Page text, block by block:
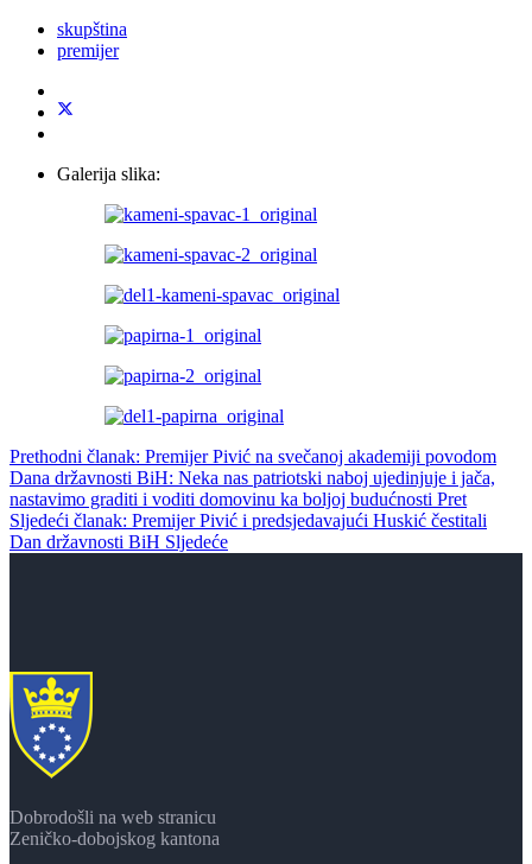
skupština
premijer
Galerija slika:
Prethodni članak: Premijer Pivić na svečanoj akademiji povodom
Dana državnosti BiH: Neka nas patriotski naboj ujedinjuje i jača,
nastavimo graditi i voditi domovinu ka boljoj budućnosti Pret
Sljedeći članak: Premijer Pivić i predsjedavajući Huskić čestitali
Dan državnosti BiH Sljedeće
Dobrodošli na web stranicu
Zeničko-dobojskog kantona